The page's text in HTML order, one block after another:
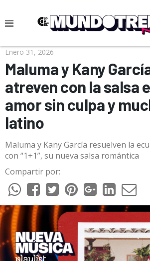
NOTICIAS
CULTURA POP
CIENCIA Y TECNOLOGÍA
VIDA
CULTURIZANDO.COM
Enero 31, 2026
Maluma y Kany
atreven con la salsa
amor sin culpa y
latino
Maluma y Kany García resuelven la
con “1+1”, su nueva salsa romántica
Compartir por: